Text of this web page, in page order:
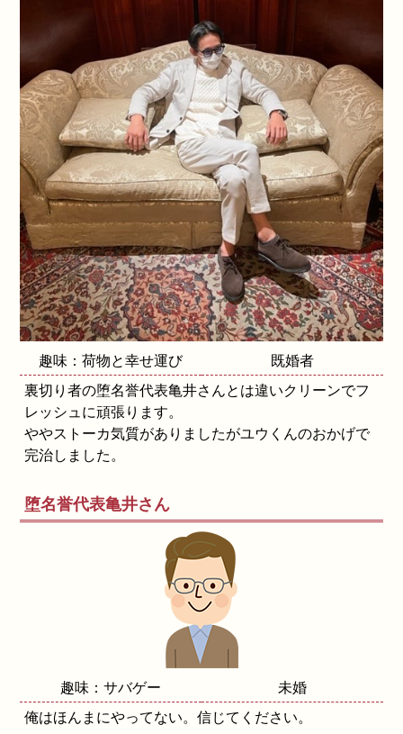
趣味：荷物と幸せ運び
既婚者
裏切り者の堕名誉代表亀井さんとは違いクリーンでフ
レッシュに頑張ります。
ややストーカ気質がありましたがユウくんのおかげで
完治しました。
堕名誉代表亀井さん
趣味：サバゲー
未婚
俺はほんまにやってない。信じてください。